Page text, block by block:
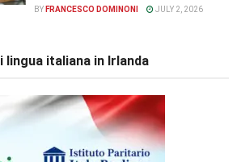
BY FRANCESCO DOMINONI JULY 2, 2026
italiana in Irlanda